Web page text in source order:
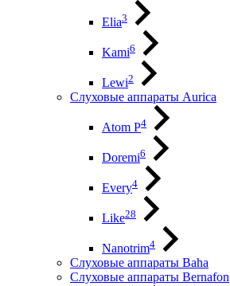
Elia3
Kami6
Lewi2
Слуховые аппараты Aurica
Atom P4
Doremi6
Every4
Like28
Nanotrim4
Слуховые аппараты Baha
Слуховые аппараты Bernafon